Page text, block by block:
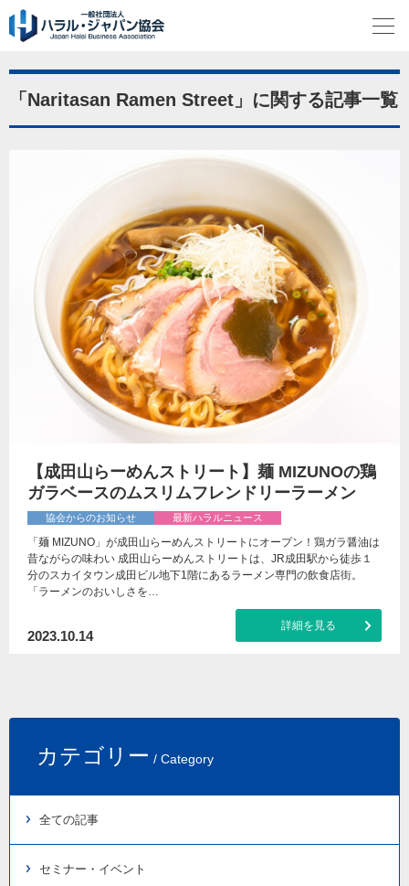
「Naritasan Ramen Street」に関する記事一覧
【成田山らーめんストリート】麺 MIZUNOの鶏
ガラベースのムスリムフレンドリーラーメン
協会からのお知らせ 最新ハラルニュース
「麺 MIZUNO」が成田山らーめんストリートにオープン！鶏ガラ醤油は
昔ながらの味わい 成田山らーめんストリートは、JR成田駅から徒歩１
分のスカイタウン成田ビル地下1階にあるラーメン専門の飲食店街。
「ラーメンのおいしさを…
2023.10.14
詳細を見る
カテゴリー / Category
全ての記事
セミナー・イベント